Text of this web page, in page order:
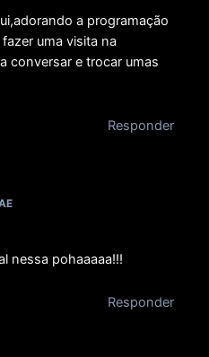
a programação
uma visita na
conversar e trocar umas
Responder
nessa pohaaaaa!!!
Responder